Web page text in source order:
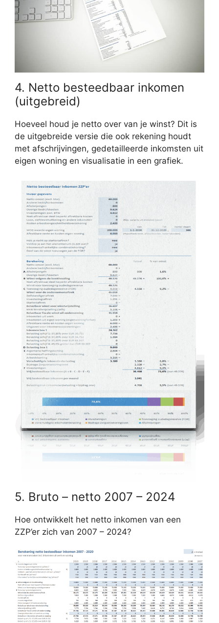
4. Netto besteedbaar inkomen
(uitgebreid)
Hoeveel houd je netto over van je winst? Dit is
de uitgebreide versie die ook rekening houdt
met afschrijvingen, gedetailleerde inkomsten uit
eigen woning en visualisatie in een grafiek.
5. Bruto – netto 2007 – 2024
Hoe ontwikkelt het netto inkomen van een
ZZP’er zich van 2007 – 2024?